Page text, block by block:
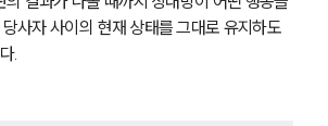
사자 사이의 현재 상태를 그대로 유지하도
.